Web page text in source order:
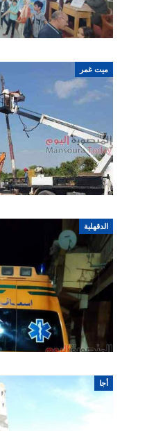
ميت غمر
الدقهلية
أجا